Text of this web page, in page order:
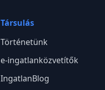
Társulás
Történetünk
e-ingatlanközvetítők
IngatlanBlog